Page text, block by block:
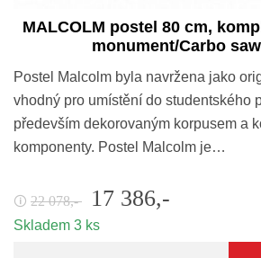
MALCOLM postel 80 cm,
monument/Carbo
Postel Malcolm byla navržena jako
vhodný pro umístění do studentského
především dekorovaným korpusem a
komponenty. Postel Malcolm je…
🛈 22 078,- 17 386,-
Skladem 3 ks